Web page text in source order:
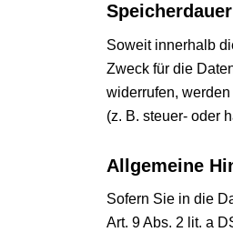
Speicherdauer
Soweit innerhalb
Zweck für die
widerrufen,
(z. B. steuer- oder
Allgemeine
Sofern Sie in die
Art. 9 Abs. 2 lit. a